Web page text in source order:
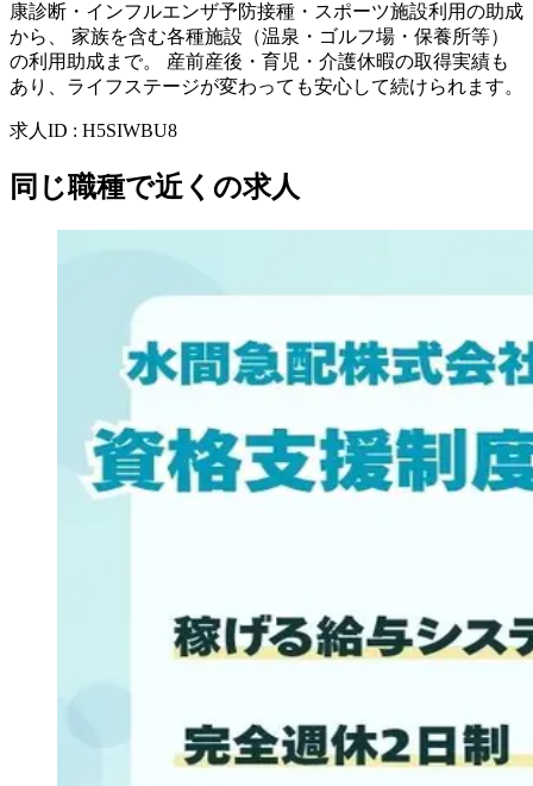
康診断・インフルエンザ予防接種・スポーツ施設利用の助成
から、 家族を含む各種施設（温泉・ゴルフ場・保養所等）
の利用助成まで。 産前産後・育児・介護休暇の取得実績も
あり、ライフステージが変わっても安心して続けられます。
求人ID : H5SIWBU8
同じ職種で近くの求人